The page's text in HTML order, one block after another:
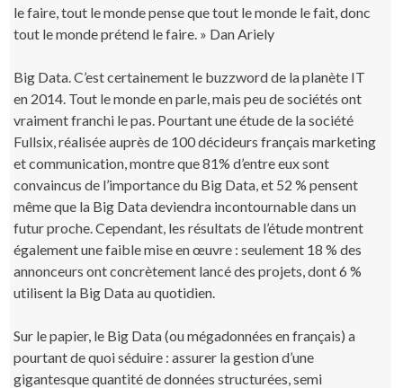
le faire, tout le monde pense que tout le monde le fait, donc
tout le monde prétend le faire. » Dan Ariely
Big Data. C’est certainement le buzzword de la planète IT
en 2014. Tout le monde en parle, mais peu de sociétés ont
vraiment franchi le pas. Pourtant une étude de la société
Fullsix, réalisée auprès de 100 décideurs français marketing
et communication, montre que 81% d’entre eux sont
convaincus de l’importance du Big Data, et 52 % pensent
même que la Big Data deviendra incontournable dans un
futur proche. Cependant, les résultats de l’étude montrent
également une faible mise en œuvre : seulement 18 % des
annonceurs ont concrètement lancé des projets, dont 6 %
utilisent la Big Data au quotidien.
Sur le papier, le Big Data (ou mégadonnées en français) a
pourtant de quoi séduire : assurer la gestion d’une
gigantesque quantité de données structurées, semi